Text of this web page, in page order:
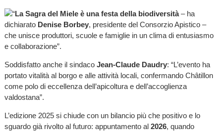
“La Sagra del Miele è una festa della biodiversità– ha
dichiarato Denise Borbey, presidente del Consorzio Apistico –
che unisce produttori, scuole e famiglie in un clima di entusiasmo
e collaborazione”.
Soddisfatto anche il sindaco Jean-Claude Daudry: “L’evento ha
portato vitalità al borgo e alle attività locali, confermando Châtillon
come polo di eccellenza dell’apicoltura e dell’accoglienza
valdostana”.
L’edizione 2025 si chiude con un bilancio più che positivo e lo
sguardo già rivolto al futuro: appuntamento al 2026, quando